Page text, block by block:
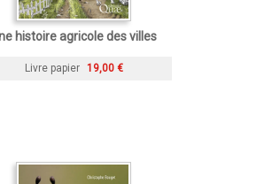
histoire agricole des villes
Livre papier 19,00 €